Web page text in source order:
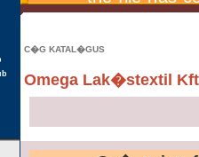
C�G KATAL�GUS
Omega Lak�stextil